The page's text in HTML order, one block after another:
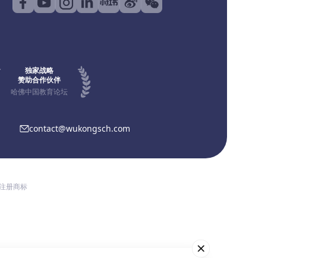
独家战略
赞助合作伙伴
哈佛中国教育论坛
contact@wukongsch.com
册商标